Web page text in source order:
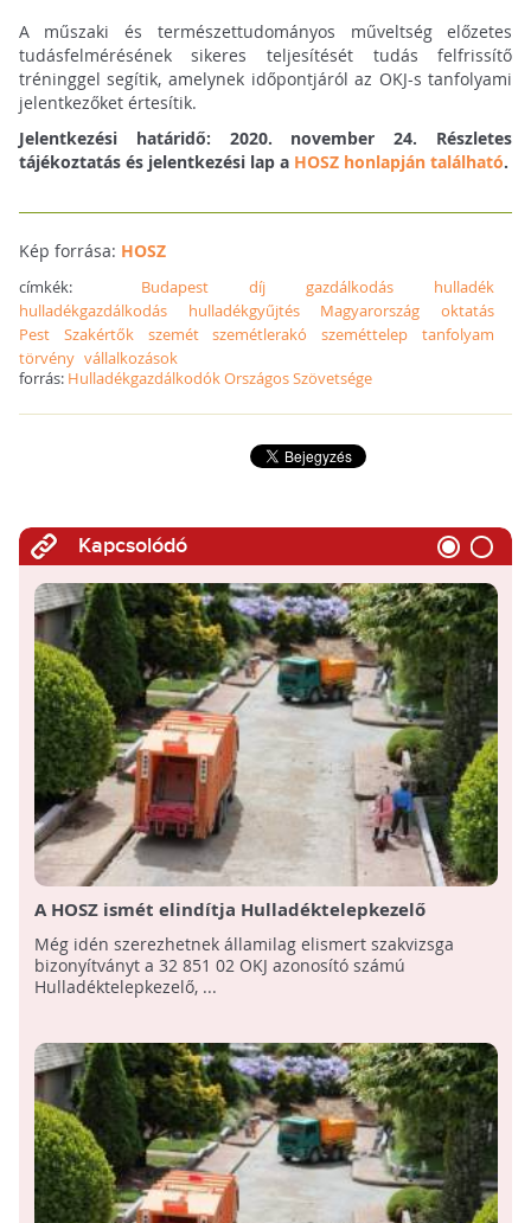
A műszaki és természettudományos műveltség előzetes
tudásfelmérésének sikeres teljesítését tudás felfrissítő
tréninggel segítik, amelynek időpontjáról az OKJ-s tanfolyami
jelentkezőket értesítik.
Jelentkezési határidő: 2020. november 24. Részletes
tájékoztatás és jelentkezési lap a HOSZ honlapján található.
Kép forrása: HOSZ
címkék: Budapest díj gazdálkodás
hulladék
hulladékgazdálkodás
hulladékgyűjtés Magyarország
oktatás
Pest
Szakértők szemét szemétlerakó szeméttelep
tanfolyam
törvény vállalkozások
forrás: Hulladékgazdálkodók Országos Szövetsége
Kapcsolódó
A HOSZ ismét elindítja Hulladéktelepkezelő
tanfolyamát!
Még idén szerezhetnek államilag elismert szakvizsga
bizonyítványt a 32 851 02 OKJ azonosító számú
Hulladéktelepkezelő, ...